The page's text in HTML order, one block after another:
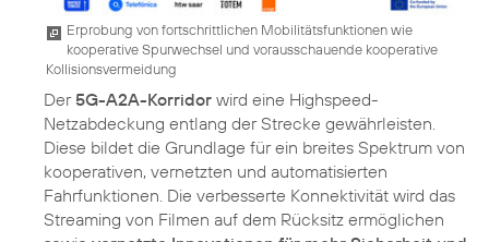
Erprobung von fortschrittlichen Mobilitätsfunktionen wie
kooperative Spurwechsel und vorausschauende kooperative
Kollisionsvermeidung
Der5G-A2A-Korridor wird eine Highspeed-
Netzabdeckung entlang der Strecke gewährleisten.
Diese bildet die Grundlage für ein breites Spektrum von
kooperativen, vernetzten und automatisierten
Fahrfunktionen. Die verbesserte Konnektivität wird das
Streaming von Filmen auf dem Rücksitz ermöglichen